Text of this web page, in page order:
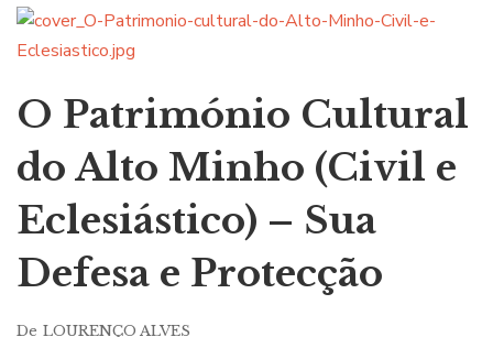
O Património Cultural
do Alto Minho (Civil e
Eclesiástico) – Sua
Defesa e Protecção
De LOURENÇO ALVES